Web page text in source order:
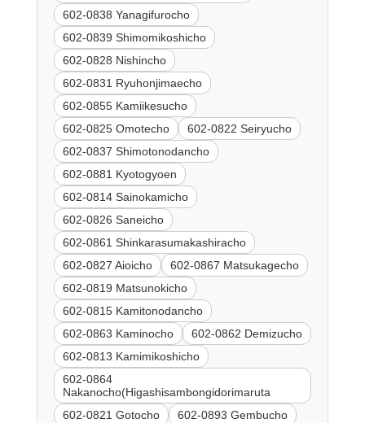
602-0838 Yanagifurocho
602-0839 Shimomikoshicho
602-0828 Nishincho
602-0831 Ryuhonjimaecho
602-0855 Kamiikesucho
602-0825 Omotecho
602-0822 Seiryucho
602-0837 Shimotonodancho
602-0881 Kyotogyoen
602-0814 Sainokamicho
602-0826 Saneicho
602-0861 Shinkarasumakashiracho
602-0827 Aioicho
602-0867 Matsukagecho
602-0819 Matsunokicho
602-0815 Kamitonodancho
602-0863 Kaminocho
602-0862 Demizucho
602-0813 Kamimikoshicho
602-0864
Nakanocho(Higashisambongidorimaruta
602-0821 Gotocho
602-0893 Gembucho